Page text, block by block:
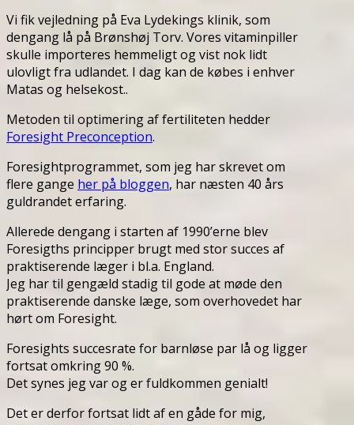
Vi fik vejledning på Eva Lydekings klinik, som
dengang lå på Brønshøj Torv. Vores vitaminpiller
skulle importeres hemmeligt og vist nok lidt
ulovligt fra udlandet. I dag kan de købes i enhver
Matas og helsekost..
Metoden til optimering af fertiliteten hedder
Foresight Preconception.
Foresightprogrammet, som jeg har skrevet om
flere gange her på bloggen, har næsten 40 års
guldrandet erfaring.
Allerede dengang i starten af 1990’erne blev
Foresigths principper brugt med stor succes af
praktiserende læger i bl.a. England.
Jeg har til gengæld stadig til gode at møde den
praktiserende danske læge, som overhovedet har
hørt om Foresight.
Foresights succesrate for barnløse par lå og ligger
fortsat omkring 90 %.
Det synes jeg var og er fuldkommen genialt!
Det er derfor fortsat lidt af en gåde for mig,